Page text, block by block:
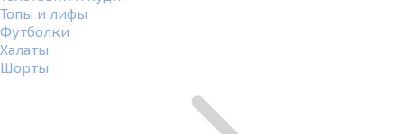
Топы и лифы
Футболки
Халаты
Шорты